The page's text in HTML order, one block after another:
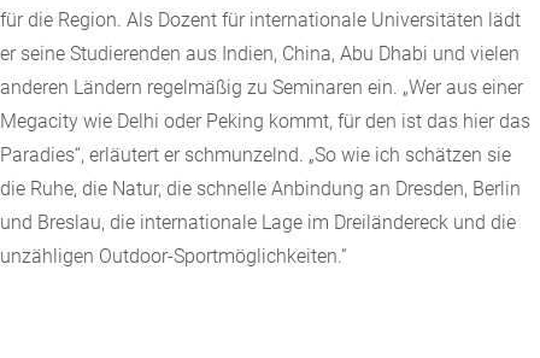
für die Region. Als Dozent für internationale Universitäten lädt
er seine Studierenden aus Indien, China, Abu Dhabi und vielen
anderen Ländern regelmäßig zu Seminaren ein. „Wer aus einer
Megacity wie Delhi oder Peking kommt, für den ist das hier das
Paradies“, erläutert er schmunzelnd. „So wie ich schätzen sie
die Ruhe, die Natur, die schnelle Anbindung an Dresden, Berlin
und Breslau, die internationale Lage im Dreiländereck und die
unzähligen Outdoor-Sportmöglichkeiten.“